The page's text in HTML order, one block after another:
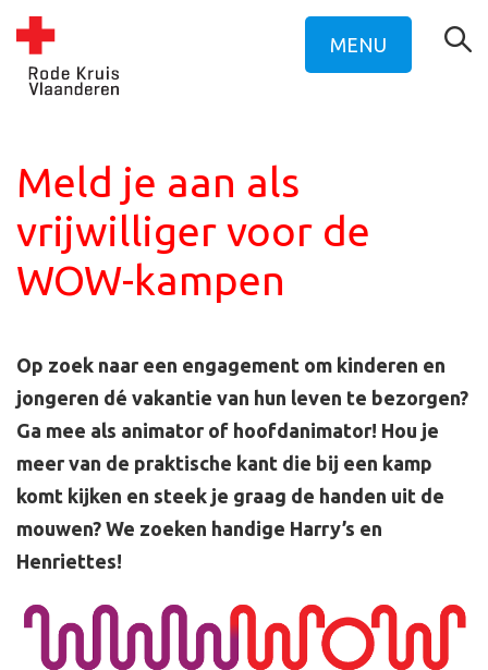
MENU
Meld je aan als
vrijwilliger voor de
WOW-kampen
Op zoek naar een engagement om kinderen en
jongeren dé vakantie van hun leven te bezorgen?
Ga mee als animator of hoofdanimator! Hou je
meer van de praktische kant die bij een kamp
komt kijken en steek je graag de handen uit de
mouwen? We zoeken handige Harry’s en
Henriettes!